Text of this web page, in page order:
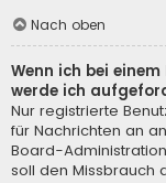
Nach oben
Wenn ich bei
werde ich
Nur registrierte
für Nachrichten an
Board-
soll den Missbrauch